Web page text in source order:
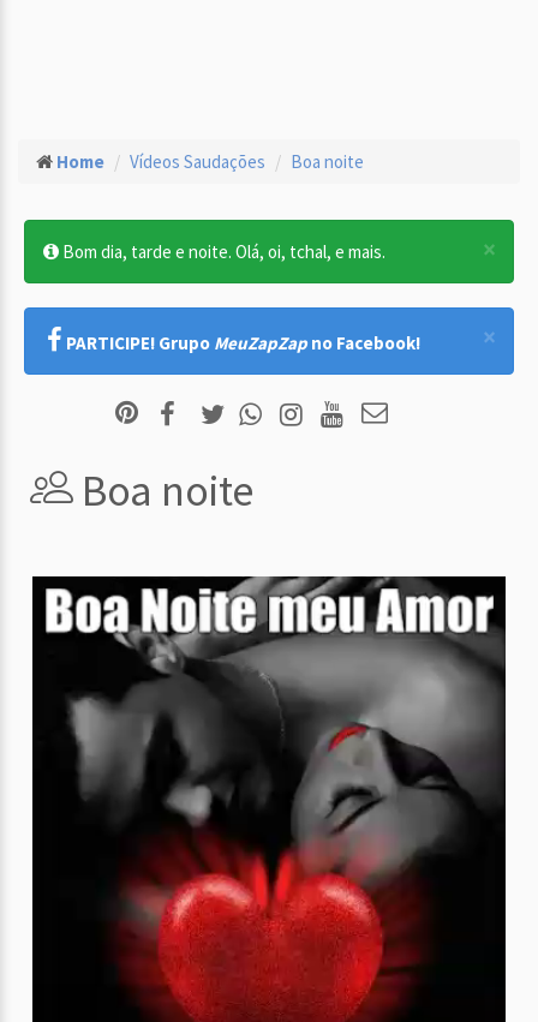
Home Vídeos Saudações Boa noite
×
Bom dia, tarde e noite. Olá, oi, tchal, e mais.
×
PARTICIPE! Grupo MeuZapZap no Facebook!
Boa noite